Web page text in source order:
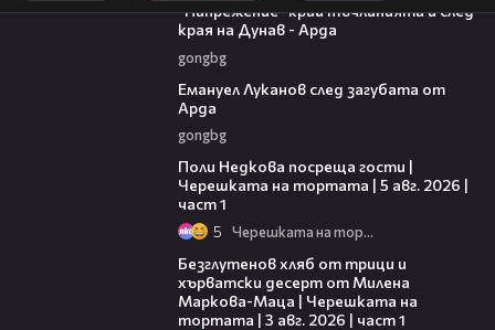
"Напрежение" край тъчлинията и след
края на Дунав - Арда
gongbg
Емануел Луканов след загубата от
Арда
gongbg
Поли Недкова посреща гости |
Черешката на тортата | 5 авг. 2026 |
част 1
5 Черешката на тортата
Безглутенов хляб от трици и
хърватски десерт от Милена
Маркова-Маца | Черешката на
тортата | 3 авг. 2026 | част 1